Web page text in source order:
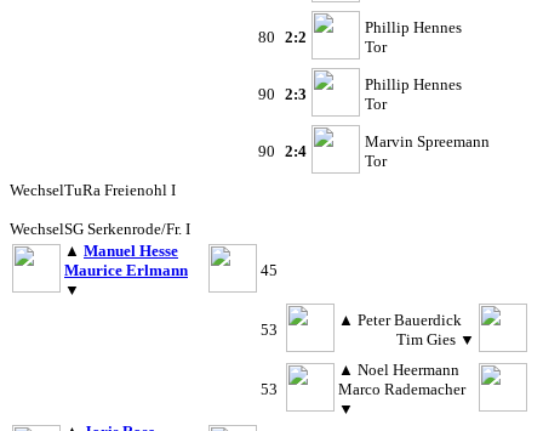
80 2:2
Phillip Hennes
Tor
90 2:3
Phillip Hennes
Tor
90 2:4
Marvin Spreemann
Tor
WechselTuRa Freienohl I
WechselSG Serkenrode/Fr. I
▲ Manuel Hesse
Maurice Erlmann
▼
45
53
▲ Peter Bauerdick
Tim Gies ▼
53
▲ Noel Heermann
Marco Rademacher
▼